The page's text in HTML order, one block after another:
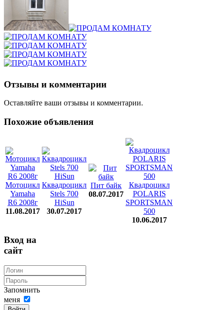
Отзывы и комментарии
Оставляйте ваши отзывы и комментарии.
Похожие объявления
Мотоцикл
Yamaha
R6 2008г
11.08.2017
Кквадроцикл
Stels 700
HiSun
30.07.2017
Пит байк
08.07.2017
Квадроцикл
POLARIS
SPORTSMAN
500
10.06.2017
Вход на
сайт
Запомнить
меня